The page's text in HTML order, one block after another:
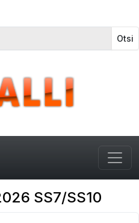
Otsi
SS7/SS10